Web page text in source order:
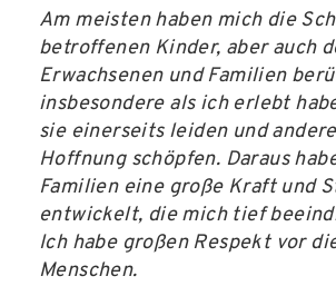
Am meisten haben mich die
betroffenen Kinder, aber auch
Erwachsenen und Familien
insbesondere als ich erlebt
sie einerseits leiden und
Hoffnung schöpfen. Daraus
Familien eine große Kraft und
entwickelt, die mich tief
Ich habe großen Respekt vor
Menschen.